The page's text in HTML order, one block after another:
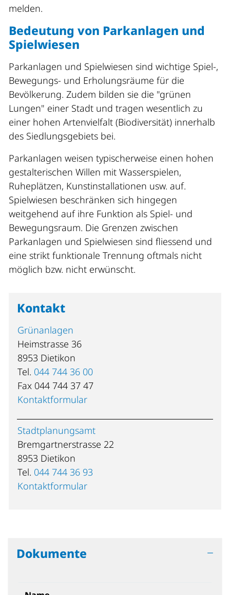
melden.
Bedeutung von Parkanlagen und
Spielwiesen
Parkanlagen und Spielwiesen sind wichtige Spiel-,
Bewegungs- und Erholungsräume für die
Bevölkerung. Zudem bilden sie die "grünen
Lungen" einer Stadt und tragen wesentlich zu
einer hohen Artenvielfalt (Biodiversität) innerhalb
des Siedlungsgebiets bei.
Parkanlagen weisen typischerweise einen hohen
gestalterischen Willen mit Wasserspielen,
Ruheplätzen, Kunstinstallationen usw. auf.
Spielwiesen beschränken sich hingegen
weitgehend auf ihre Funktion als Spiel- und
Bewegungsraum. Die Grenzen zwischen
Parkanlagen und Spielwiesen sind fliessend und
eine strikt funktionale Trennung oftmals nicht
möglich bzw. nicht erwünscht.
Kontakt
Grünanlagen
Heimstrasse 36
8953 Dietikon
Tel. 044 744 36 00
Fax 044 744 37 47
Kontaktformular
Stadtplanungsamt
Bremgartnerstrasse 22
8953 Dietikon
Tel. 044 744 36 93
Kontaktformular
Dokumente